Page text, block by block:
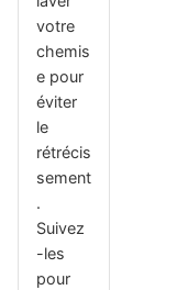
votre
chemis
e pour
éviter
le
rétrécis
sement
.
Suivez
-les
pour